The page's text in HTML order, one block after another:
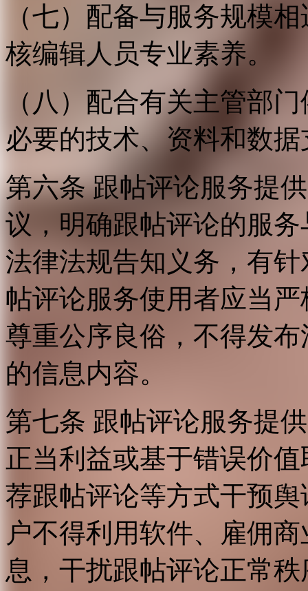
（七）配备与服务规模
核编辑人员专业素养。
（八）配合有关主管部
必要的技术、资料和数
第六条 跟帖评论服务提
议，明确跟帖评论的服
法律法规告知义务，有
帖评论服务使用者应当
尊重公序良俗，不得发
的信息内容。
第七条 跟帖评论服务提
正当利益或基于错误价
荐跟帖评论等方式干预
户不得利用软件、雇佣
息，干扰跟帖评论正常